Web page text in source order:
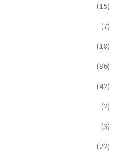
(15)
(7)
(18)
(86)
(42)
(2)
(3)
(22)